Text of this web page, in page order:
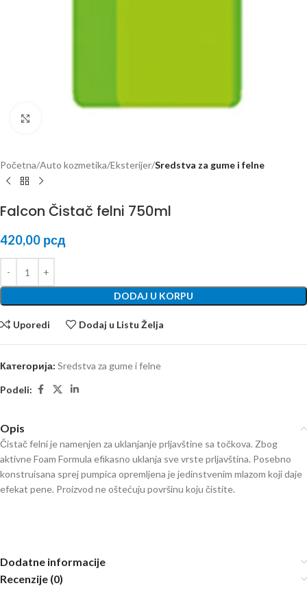
Početna Auto kozmetika Eksterijer Sredstva za gume i felne
Falcon Čistač felni 750ml
420,00 рсд
DODAJ U KORPU
Uporedi Dodaj u Listu Želja
Категорија: Sredstva za gume i felne
Podeli:
Opis
Čistač felni je namenjen za uklanjanje prljavštine sa točkova. Zbog
aktivne Foam Formula efikasno uklanja sve vrste prljavština. Posebno
konstruisana sprej pumpica opremljena je jedinstvenim mlazom koji daje
efekat pene. Proizvod ne oštećuju površinu koju čistite.
Dodatne informacije
Recenzije (0)